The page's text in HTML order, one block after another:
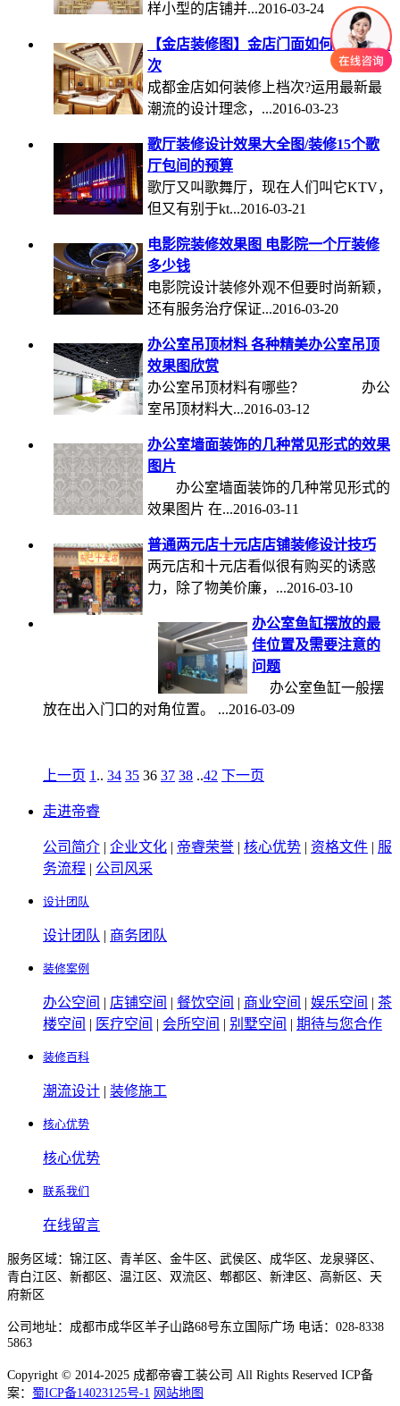
样小型的店铺并...2016-03-24
【金店装修图】金店门面如何装修上档
次
成都金店如何装修上档次?运用最新最
潮流的设计理念，...2016-03-23
歌厅装修设计效果大全图/装修15个歌
厅包间的预算
歌厅又叫歌舞厅，现在人们叫它KTV，
但又有别于kt...2016-03-21
电影院装修效果图 电影院一个厅装修
多少钱
电影院设计装修外观不但要时尚新颖，
还有服务治疗保证...2016-03-20
办公室吊顶材料 各种精美办公室吊顶
效果图欣赏
办公室吊顶材料有哪些？ 办公
室吊顶材料大...2016-03-12
办公室墙面装饰的几种常见形式的效果
图片
办公室墙面装饰的几种常见形式的
效果图片 在...2016-03-11
普通两元店十元店店铺装修设计技巧
两元店和十元店看似很有购买的诱惑
力，除了物美价廉，...2016-03-10
办公室鱼缸摆放的最
佳位置及需要注意的
问题
办公室鱼缸一般摆
放在出入门口的对角位置。 ...2016-03-09
上一页 1 .. 34 35 36 37 38 ..42 下一页
走进帝睿
公司简介 | 企业文化 | 帝睿荣誉 | 核心优势 | 资格文件 | 服
务流程 | 公司风采
设计团队
设计团队 | 商务团队
装修案例
办公空间 | 店铺空间 | 餐饮空间 | 商业空间 | 娱乐空间 | 茶
楼空间 | 医疗空间 | 会所空间 | 别墅空间 | 期待与您合作
装修百科
潮流设计 | 装修施工
核心优势
核心优势
联系我们
在线留言
服务区域：锦江区、青羊区、金牛区、武侯区、成华区、龙泉驿区、
青白江区、新都区、温江区、双流区、郫都区、新津区、高新区、天
府新区
公司地址：成都市成华区羊子山路68号东立国际广场 电话：028-8338
5863
Copyright © 2014-2025 成都帝睿工装公司 All Rights Reserved ICP备
案： 蜀ICP备14023125号-1 网站地图